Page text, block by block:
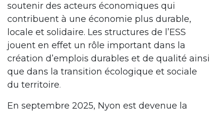
soutenir des acteurs économiques qui
contribuent à une économie plus durable,
locale et solidaire. Les structures de l’ESS
jouent en effet un rôle important dans la
création d’emplois durables et de qualité ainsi
que dans la transition écologique et sociale
du territoire.
En septembre 2025, Nyon est devenue la